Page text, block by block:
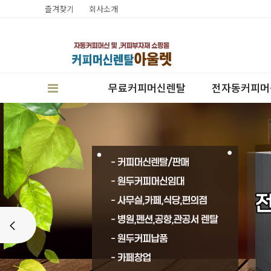
즐겨찾기 회사소개
무료커피머신렌탈 전자동커피머
캔시머실링기